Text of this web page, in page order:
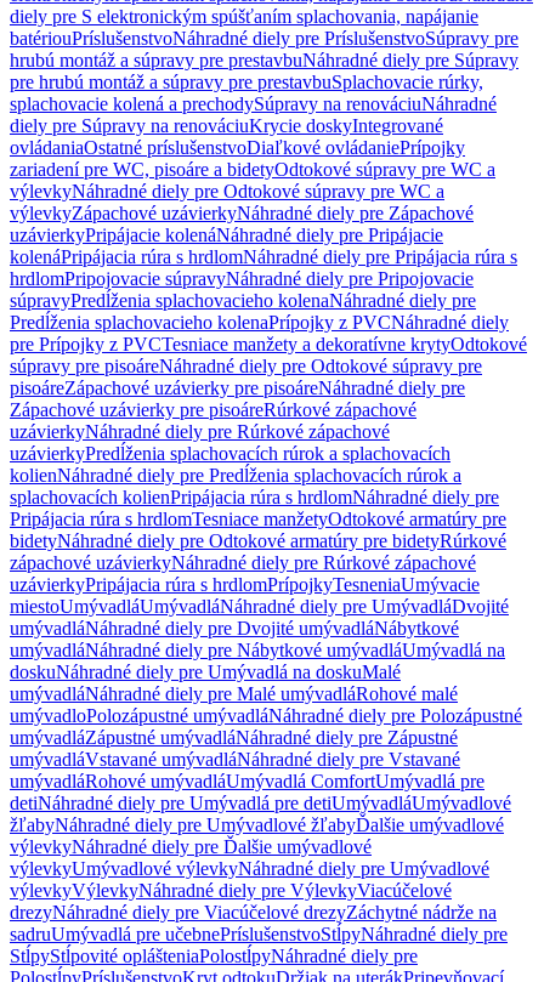
diely pre S elektronickým spúšťaním splachovania, napájanie
batériouPríslušenstvoNáhradné diely pre PríslušenstvoSúpravy pre
hrubú montáž a súpravy pre prestavbuNáhradné diely pre Súpravy
pre hrubú montáž a súpravy pre prestavbuSplachovacie rúrky,
splachovacie kolená a prechodySúpravy na renováciuNáhradné
diely pre Súpravy na renováciuKrycie doskyIntegrované
ovládaniaOstatné príslušenstvoDiaľkové ovládaniePrípojky
zariadení pre WC, pisoáre a bidetyOdtokové súpravy pre WC a
výlevkyNáhradné diely pre Odtokové súpravy pre WC a
výlevkyZápachové uzávierkyNáhradné diely pre Zápachové
uzávierkyPripájacie kolenáNáhradné diely pre Pripájacie
kolenáPripájacia rúra s hrdlomNáhradné diely pre Pripájacia rúra s
hrdlomPripojovacie súpravyNáhradné diely pre Pripojovacie
súpravyPredĺženia splachovacieho kolenaNáhradné diely pre
Predĺženia splachovacieho kolenaPrípojky z PVCNáhradné diely
pre Prípojky z PVCTesniace manžety a dekoratívne krytyOdtokové
súpravy pre pisoáreNáhradné diely pre Odtokové súpravy pre
pisoáreZápachové uzávierky pre pisoáreNáhradné diely pre
Zápachové uzávierky pre pisoáreRúrkové zápachové
uzávierkyNáhradné diely pre Rúrkové zápachové
uzávierkyPredĺženia splachovacích rúrok a splachovacích
kolienNáhradné diely pre Predĺženia splachovacích rúrok a
splachovacích kolienPripájacia rúra s hrdlomNáhradné diely pre
Pripájacia rúra s hrdlomTesniace manžetyOdtokové armatúry pre
bidetyNáhradné diely pre Odtokové armatúry pre bidetyRúrkové
zápachové uzávierkyNáhradné diely pre Rúrkové zápachové
uzávierkyPripájacia rúra s hrdlomPrípojkyTesneniaUmývacie
miestoUmývadláUmývadláNáhradné diely pre UmývadláDvojité
umývadláNáhradné diely pre Dvojité umývadláNábytkové
umývadláNáhradné diely pre Nábytkové umývadláUmývadlá na
doskuNáhradné diely pre Umývadlá na doskuMalé
umývadláNáhradné diely pre Malé umývadláRohové malé
umývadloPolozápustné umývadláNáhradné diely pre Polozápustné
umývadláZápustné umývadláNáhradné diely pre Zápustné
umývadláVstavané umývadláNáhradné diely pre Vstavané
umývadláRohové umývadláUmývadlá ComfortUmývadlá pre
detiNáhradné diely pre Umývadlá pre detiUmývadláUmývadlové
žľabyNáhradné diely pre Umývadlové žľabyĎalšie umývadlové
výlevkyNáhradné diely pre Ďalšie umývadlové
výlevkyUmývadlové výlevkyNáhradné diely pre Umývadlové
výlevkyVýlevkyNáhradné diely pre VýlevkyViacúčelové
drezyNáhradné diely pre Viacúčelové drezyZáchytné nádrže na
sadruUmývadlá pre učebnePríslušenstvoStĺpyNáhradné diely pre
StĺpyStĺpovité oplášteniaPolostĺpyNáhradné diely pre
PolostĺpyPríslušenstvoKryt odtokuDržiak na uterákPripevňovací